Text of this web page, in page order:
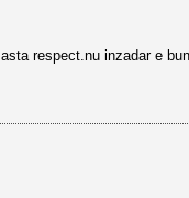
respect.nu inzadar e